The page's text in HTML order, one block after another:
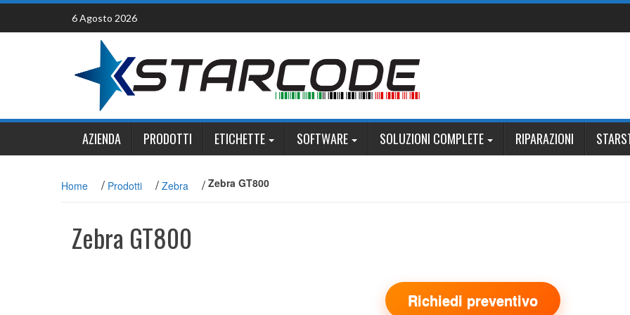
Skip
content
6 Agosto 2026
AZIENDA PRODOTTI ETICHETTE SOFTWARE SOLUZIONI COMPLETE RIPARAZIONI
Home / Prodotti / Zebra / Zebra GT800
Zebra GT800
Richiedi preventivo